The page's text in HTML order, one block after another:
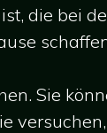
die bei
Sie